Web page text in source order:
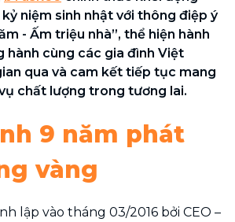
niệm sinh nhật với thông điệp ý
- Ấm triệu nhà”, thể hiện hành
hành cùng các gia đình Việt
qua và cam kết tiếp tục mang
chất lượng trong tương lai.
9 năm phát
vàng
lập vào tháng 03/2016 bởi CEO –